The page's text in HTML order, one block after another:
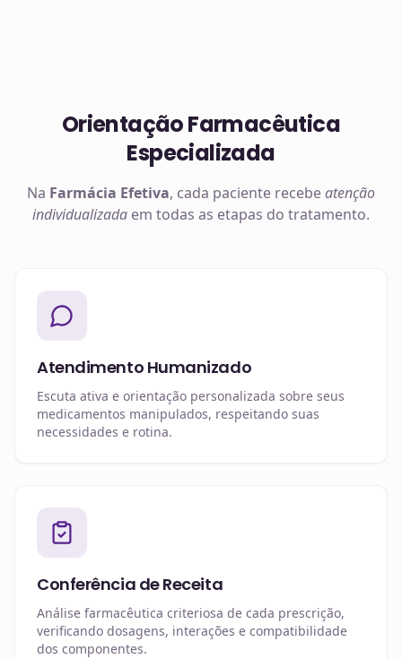
Orientação Farmacêutica
Especializada
Na Farmácia Efetiva, cada paciente recebeatenção
individualizada em todas as etapas do tratamento.
Atendimento Humanizado
Escuta ativa e orientação personalizada sobre seus
medicamentos manipulados, respeitando suas
necessidades e rotina.
Conferência de Receita
Análise farmacêutica criteriosa de cada prescrição,
verificando dosagens, interações e compatibilidade
dos componentes.